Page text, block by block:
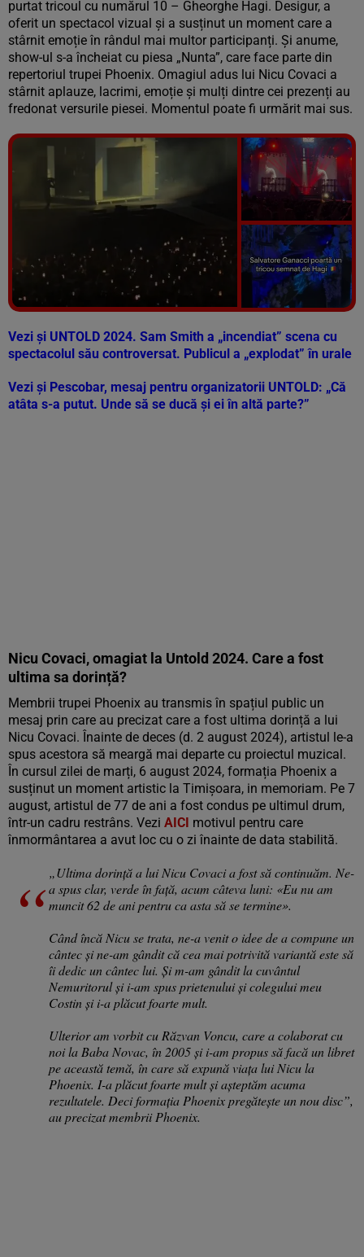
purtat tricoul cu numărul 10 – Gheorghe Hagi. Desigur, a
oferit un spectacol vizual și a susținut un moment care a
stârnit emoție în rândul mai multor participanți. Și anume,
show-ul s-a încheiat cu piesa „Nunta”, care face parte din
repertoriul trupei Phoenix. Omagiul adus lui Nicu Covaci a
stârnit aplauze, lacrimi, emoție și mulți dintre cei prezenți au
fredonat versurile piesei. Momentul poate fi urmărit mai sus.
Vezi galeria foto
4 poze
Vezi și UNTOLD 2024. Sam Smith a „incendiat” scena cu
spectacolul său controversat. Publicul a „explodat” în urale
Vezi și Pescobar, mesaj pentru organizatorii UNTOLD: „Că
atâta s-a putut. Unde să se ducă și ei în altă parte?”
Nicu Covaci, omagiat la Untold 2024. Care a fost
ultima sa dorință?
Membrii trupei Phoenix au transmis în spațiul public un
mesaj prin care au precizat care a fost ultima dorință a lui
Nicu Covaci. Înainte de deces (d. 2 august 2024), artistul le-a
spus acestora să meargă mai departe cu proiectul muzical.
În cursul zilei de marți, 6 august 2024, formația Phoenix a
susținut un moment artistic la Timișoara, in memoriam. Pe 7
august, artistul de 77 de ani a fost condus pe ultimul drum,
într-un cadru restrâns. Vezi AICI motivul pentru care
înmormântarea a avut loc cu o zi înainte de data stabilită.
„Ultima dorință a lui Nicu Covaci a fost să continuăm. Ne-
a spus clar, verde în faţă, acum câteva luni: «Eu nu am
muncit 62 de ani pentru ca asta să se termine».
Când încă Nicu se trata, ne-a venit o idee de a compune un
cântec şi ne-am gândit că cea mai potrivită variantă este să
îi dedic un cântec lui. Şi m-am gândit la cuvântul
Nemuritorul şi i-am spus prietenului şi colegului meu
Costin şi i-a plăcut foarte mult.
Ulterior am vorbit cu Răzvan Voncu, care a colaborat cu
noi la Baba Novac, în 2005 şi i-am propus să facă un libret
pe această temă, în care să expună viaţa lui Nicu la
Phoenix. I-a plăcut foarte mult şi aşteptăm acuma
rezultatele. Deci formaţia Phoenix pregăteşte un nou disc”,
au precizat membrii Phoenix.